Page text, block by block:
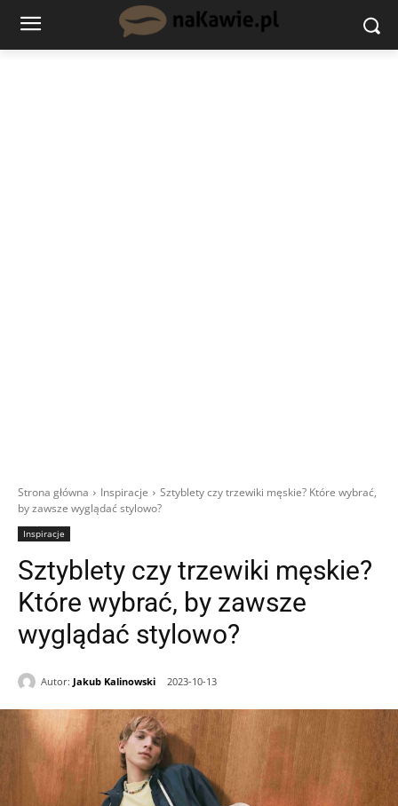
Strona główna Inspiracje
Sztyblety czy trzewiki męskie? Które wybrać,
by zawsze wyglądać stylowo?
Inspiracje
Sztyblety czy trzewiki męskie?
Które wybrać, by zawsze
wyglądać stylowo?
Autor: Jakub Kalinowski 2023-10-13